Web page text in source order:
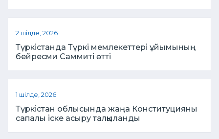
2 шілде, 2026
Түркістанда Түркі мемлекеттері ұйымының
бейресми Саммиті өтті
1 шілде, 2026
Түркістан облысында жаңа Конституцияны
сапалы іске асыру талқыланды